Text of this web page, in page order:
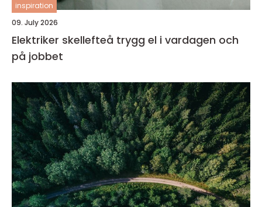
inspiration
09. July 2026
Elektriker skellefteå trygg el i vardagen och
på jobbet